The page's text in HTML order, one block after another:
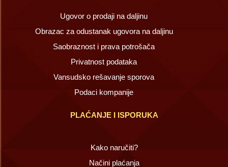
Ugovor o prodaji na daljinu
Obrazac za odustanak ugovora na daljinu
Saobraznost i prava potrošača
Privatnost podataka
Vansudsko rešavanje sporova
Podaci kompanije
PLAĆANJE I ISPORUKA
Kako naručiti?
Načini plaćanja